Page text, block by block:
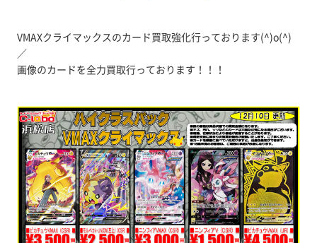
VMAXクライマックスのカード買取強化行っております(^)o(^)
／
画像のカードを全力買取行っております！！！